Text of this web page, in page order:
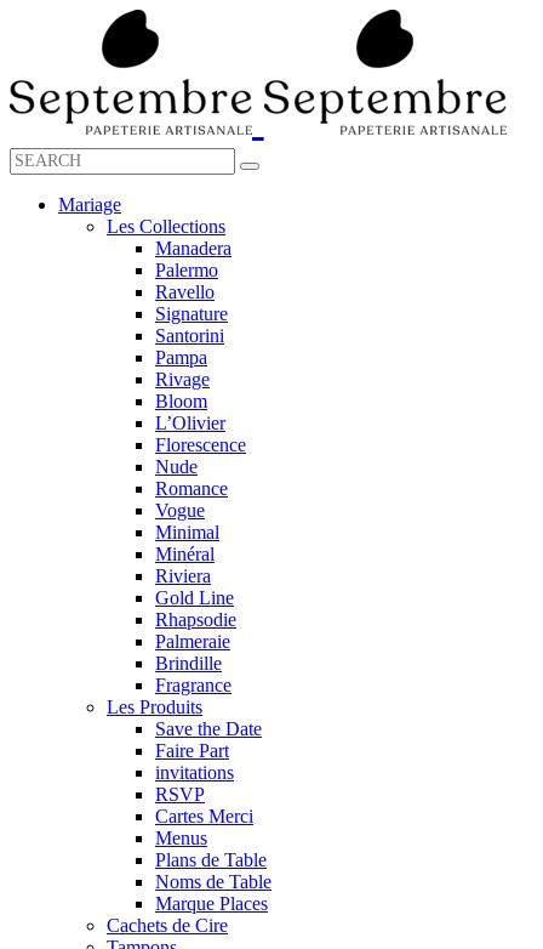
Mariage
Les Collections
Manadera
Palermo
Ravello
Signature
Santorini
Pampa
Rivage
Bloom
L’Olivier
Florescence
Nude
Romance
Vogue
Minimal
Minéral
Riviera
Gold Line
Rhapsodie
Palmeraie
Brindille
Fragrance
Les Produits
Save the Date
Faire Part
invitations
RSVP
Cartes Merci
Menus
Plans de Table
Noms de Table
Marque Places
Cachets de Cire